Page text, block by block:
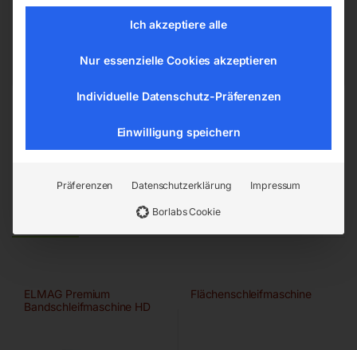
4911 Ried/Tumeltsham
office@elmag.at
Ähnliche Produkte
ELMAG Premium
Bandschleifmaschine HD
Flächenschleifmaschine
Ich akzeptiere alle
Nur essenzielle Cookies akzeptieren
Individuelle Datenschutz-Präferenzen
Einwilligung speichern
Präferenzen Datenschutzerklärung Impressum
Borlabs Cookie